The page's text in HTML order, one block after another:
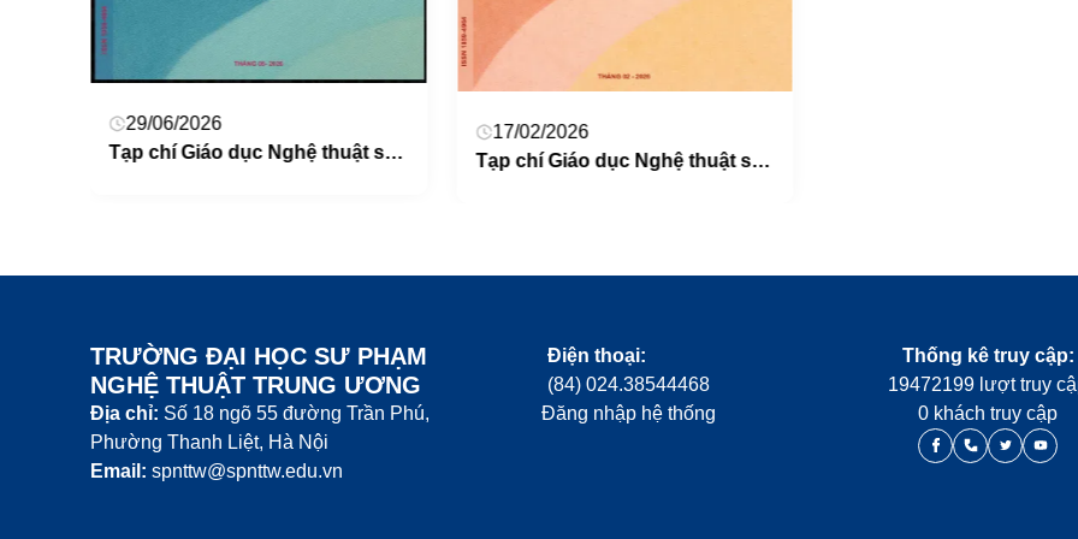
29/06/2026
Tạp chí Giáo dục Nghệ thuật số 59
17/02/2026
Tạp chí Giáo dục Nghệ thuật số 58
TRƯỜNG ĐẠI HỌC SƯ PHẠM
NGHỆ THUẬT TRUNG ƯƠNG
Địa chỉ: Số 18 ngõ 55 đường Trần Phú,
Phường Thanh Liệt, Hà Nội
Email: spnttw@spnttw.edu.vn
Điện thoại:
(84) 024.38544468
Đăng nhập hệ thống
Thống kê truy cập:
19472199 lượt truy
0 khách truy cập